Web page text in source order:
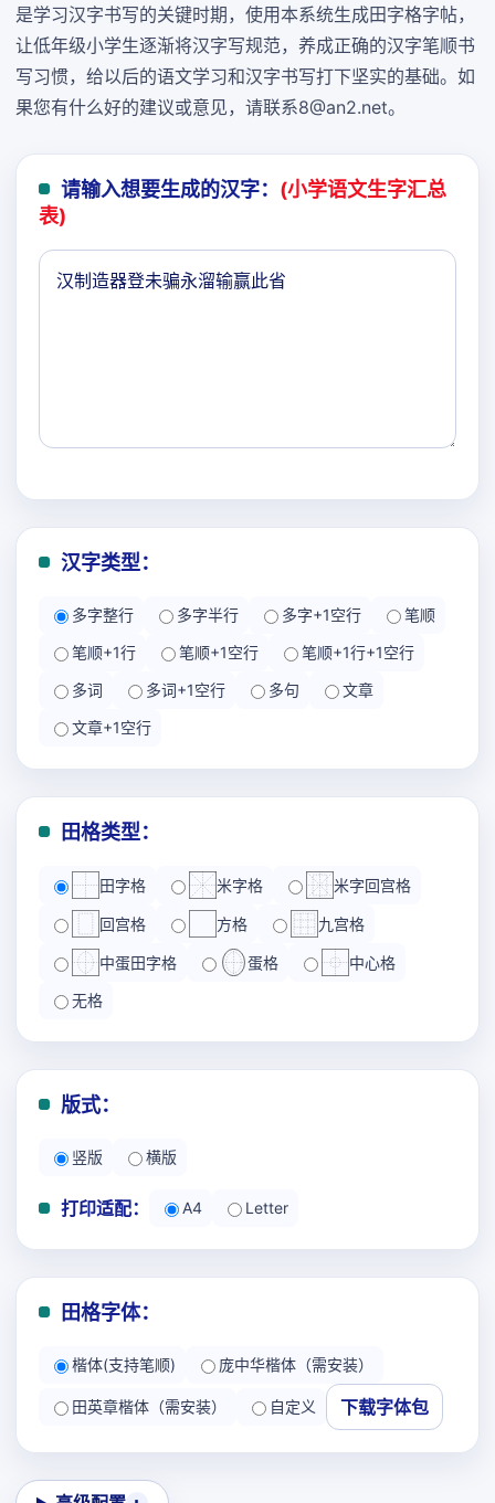
是学习汉字书写的关键时期，使用本系统生成田字格字帖，
让低年级小学生逐渐将汉字写规范，养成正确的汉字笔顺书
写习惯，给以后的语文学习和汉字书写打下坚实的基础。如
果您有什么好的建议或意见，请联系8@an2.net。
请输入想要生成的汉字： (小学语文生字汇总
表)
汉字类型：
多字整行 多字半行 多字+1空行
笔顺
笔顺+1行
笔顺+1空行
笔顺+1行+1空行
多词
多词+1空行 多句
文章
文章+1空行
田格类型：
田字格 米字格 米字回宫格
回宫格 方格 九宫格
中蛋田字格 蛋格 中心格
无格
版式：
竖版 横版
打印适配： A4 Letter
田格字体：
楷体(支持笔顺) 庞中华楷体（需安装）
田英章楷体（需安装） 自定义 下载字体包